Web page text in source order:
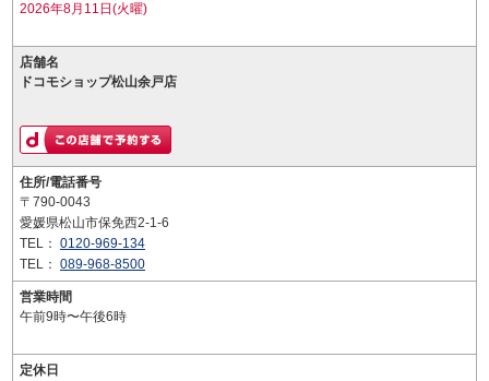
2026年8月11日(火曜)
店舗名
ドコモショップ松山余戸店
住所/電話番号
〒790-0043
愛媛県松山市保免西2-1-6
TEL： 0120-969-134
TEL： 089-968-8500
営業時間
午前9時〜午後6時
定休日